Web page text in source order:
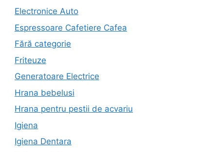
Electronice Auto
Espressoare Cafetiere Cafea
Fără categorie
Friteuze
Generatoare Electrice
Hrana bebelusi
Hrana pentru pestii de acvariu
Igiena
Igiena Dentara